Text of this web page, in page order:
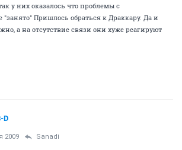
у них оказалось что проблемы с
"занято" Пришлось обраться к Драккару. Да и
а на отсутствие связи они хуже реагируют
D
2009 Sanadi